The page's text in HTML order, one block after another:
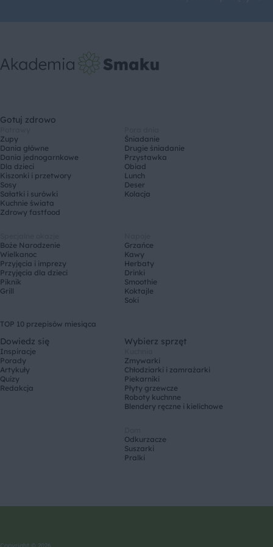
Gotuj zdrowo
Zupy
Dania główne
Dania jednogarnkowe
Dla dzieci
Kiszonki i przetwory
Sosy
Sałatki i surówki
Kuchnie świata
Zdrowy fastfood
Śniadanie
Drugie śniadanie
Przystawka
Obiad
Lunch
Deser
Kolacja
Boże Narodzenie
Wielkanoc
Przyjęcia i imprezy
Przyjęcia dla dzieci
Piknik
Grill
Grzańce
Kawy
Herbaty
Drinki
Smoothie
Koktajle
Soki
TOP 10 przepisów miesiąca
Dowiedz się
Inspiracje
Porady
Artykuły
Quizy
Redakcja
Wybierz sprzęt
Zmywarki
Chłodziarki i zamrażarki
Piekarniki
Płyty grzewcze
Roboty kuchnne
Blendery ręczne i kielichowe
Odkurzacze
Suszarki
Pralki
Copyright © 2026